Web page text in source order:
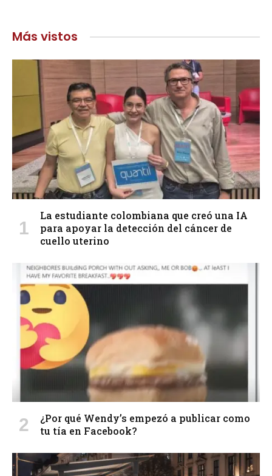
Más vistos
La estudiante colombiana que creó una IA
para apoyar la detección del cáncer de
cuello uterino
¿Por qué Wendy’s empezó a publicar como
tu tía en Facebook?